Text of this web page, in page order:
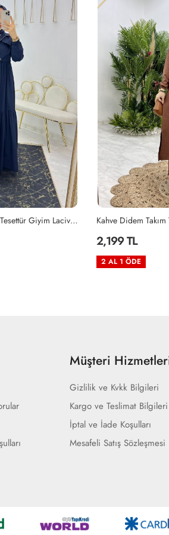
Giyim Kahverengi Haki Didem Takım
2,199 TL
2 AL 1 ÖDE
Müşteri
Gizlilik ve Kvkk Bilgileri
Kargo ve Teslimat Bilgileri
İptal ve İade Koşulları
Mesafeli Satış Sözleşmesi